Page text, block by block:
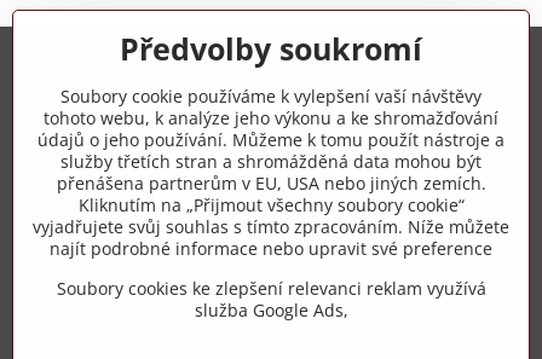
+420 775 973 319
info​@zipzop​.cz
Objednávky
Vše k nákupu
Předvolby soukromí
Soubory cookie používáme k vylepšení vaší návštěvy
tohoto webu, k analýze jeho výkonu a ke shromažďování
údajů o jeho používání. Můžeme k tomu použít nástroje a
služby třetích stran a shromážděná data mohou být
přenášena partnerům v EU, USA nebo jiných zemích.
Kliknutím na „Přijmout všechny soubory cookie“
vyjadřujete svůj souhlas s tímto zpracováním. Níže můžete
najít podrobné informace nebo upravit své preference
Soubory cookies ke zlepšení relevanci reklam využívá
služba Google Ads,